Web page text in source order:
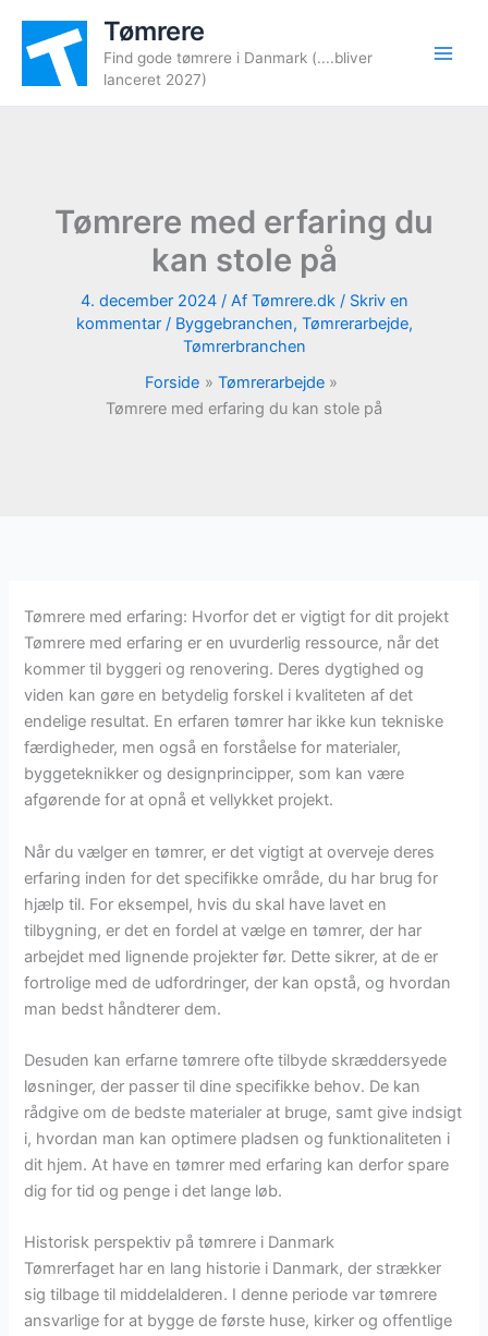
indholdet
Tømrere
Find gode tømrere i Danmark (....bliver
lanceret 2027)
Tømrere med erfaring du
kan stole på
4. december 2024 / Af Tømrere.dk / Skriv en
kommentar / Byggebranchen, Tømrerarbejde,
Tømrerbranchen
Forside
Tømrerarbejde
Tømrere med erfaring du kan stole på
Tømrere med erfaring: Hvorfor det er vigtigt for dit projekt
Tømrere med erfaring er en uvurderlig ressource, når det
kommer til byggeri og renovering. Deres dygtighed og
viden kan gøre en betydelig forskel i kvaliteten af det
endelige resultat. En erfaren tømrer har ikke kun tekniske
færdigheder, men også en forståelse for materialer,
byggeteknikker og designprincipper, som kan være
afgørende for at opnå et vellykket projekt.
Når du vælger en tømrer, er det vigtigt at overveje deres
erfaring inden for det specifikke område, du har brug for
hjælp til. For eksempel, hvis du skal have lavet en
tilbygning, er det en fordel at vælge en tømrer, der har
arbejdet med lignende projekter før. Dette sikrer, at de er
fortrolige med de udfordringer, der kan opstå, og hvordan
man bedst håndterer dem.
Desuden kan erfarne tømrere ofte tilbyde skræddersyede
løsninger, der passer til dine specifikke behov. De kan
rådgive om de bedste materialer at bruge, samt give indsigt
i, hvordan man kan optimere pladsen og funktionaliteten i
dit hjem. At have en tømrer med erfaring kan derfor spare
dig for tid og penge i det lange løb.
Historisk perspektiv på tømrere i Danmark
Tømrerfaget har en lang historie i Danmark, der strækker
sig tilbage til middelalderen. I denne periode var tømrere
ansvarlige for at bygge de første huse, kirker og offentlige